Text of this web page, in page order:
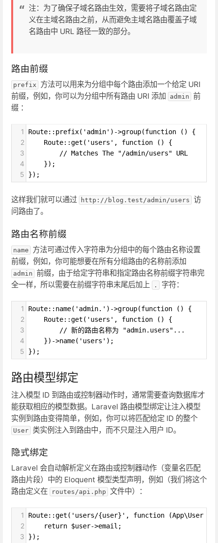
注：为了确保子域名路由生效，需要将子域名路由定
义在主域名路由之前，从而避免主域名路由覆盖子域
名路由中 URL 路径一致的部分。
路由前缀
prefix
方法可以用来为分组中每个路由添加一个给定 URI
前缀，例如，你可以为分组中所有路由 URI 添加
admin 前
缀 ：
1 Route::prefix('admin')->group(function () {
2
    Route::get('users', function () {
3
        // Matches The "/admin/users" URL
4
    });
5 });
这样我们就可以通过 http://blog.test/admin/users 访
问路由了。
路由名称前缀
name
方法可通过传入字符串为分组中的每个路由名称设置
前缀，例如，你可能想要在所有分组路由的名称前添加
admin 前缀，由于给定字符串和指定路由名称前缀字符串完
全一样，所以需要在前缀字符串末尾后加上
. 字符：
1 Route::name('admin.')->group(function () {
2
    Route::get('users', function () {
3
        // 新的路由名称为 "admin.users"...
4
    })->name('users');
5 });
路由模型绑定
注入模型 ID 到路由或控制器动作时，通常需要查询数据库才
能获取相应的模型数据。Laravel 路由模型绑定让注入模型
实例到路由变得简单，例如，你可以将匹配给定 ID 的整个
User 类实例注入到路由中，而不只是注入用户 ID。
隐式绑定
Laravel 会自动解析定义在路由或控制器动作（变量名匹配
路由片段）中的 Eloquent 模型类型声明，例如（我们将这个
路由定义在
routes/api.php 文件中）：
1 Route::get('users/{user}', function (App\User
2
    return $user->email;
3 });